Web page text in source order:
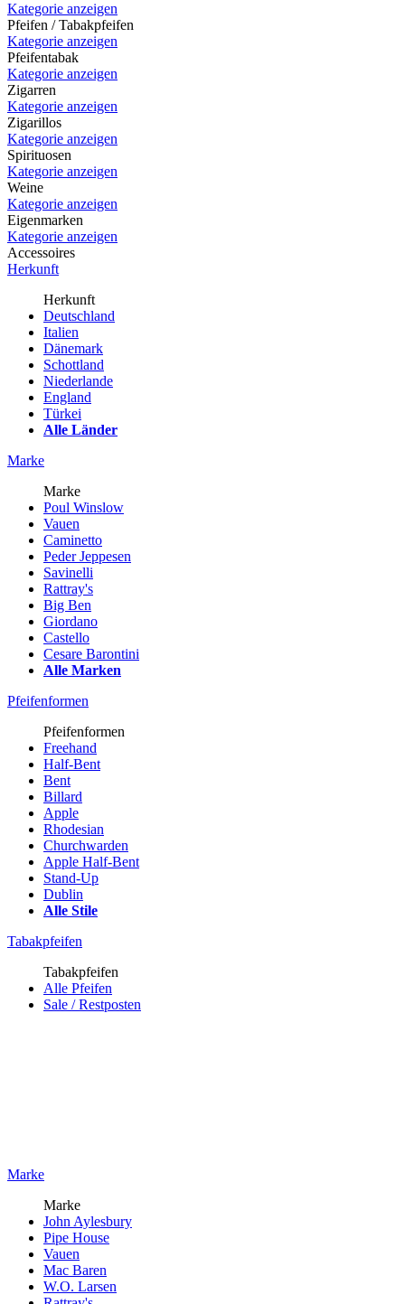
Kategorie anzeigen
Pfeifen / Tabakpfeifen
Kategorie anzeigen
Pfeifentabak
Kategorie anzeigen
Zigarren
Kategorie anzeigen
Zigarillos
Kategorie anzeigen
Spirituosen
Kategorie anzeigen
Weine
Kategorie anzeigen
Eigenmarken
Kategorie anzeigen
Accessoires
Herkunft
Herkunft
Deutschland
Italien
Dänemark
Schottland
Niederlande
England
Türkei
Alle Länder
Marke
Marke
Poul Winslow
Vauen
Caminetto
Peder Jeppesen
Savinelli
Rattray's
Big Ben
Giordano
Castello
Cesare Barontini
Alle Marken
Pfeifenformen
Pfeifenformen
Freehand
Half-Bent
Bent
Billard
Apple
Rhodesian
Churchwarden
Apple Half-Bent
Stand-Up
Dublin
Alle Stile
Tabakpfeifen
Tabakpfeifen
Alle Pfeifen
Sale / Restposten
Marke
Marke
John Aylesbury
Pipe House
Vauen
Mac Baren
W.O. Larsen